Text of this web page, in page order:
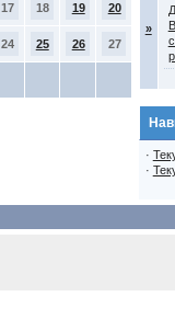
17 18 19 20
24 25 26 27
»
·
·